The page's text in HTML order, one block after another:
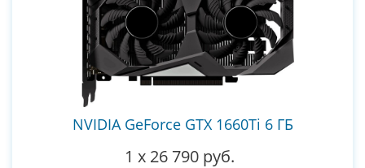
NVIDIA GeForce GTX 1660Ti 6 ГБ
1 x 26 790 руб.